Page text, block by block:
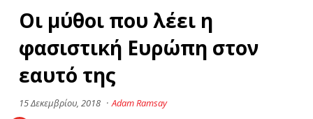
Οι μύθοι που λέει η
φασιστική Ευρώπη στον
εαυτό της
15 Δεκεμβρίου, 2018 · Adam Ramsay